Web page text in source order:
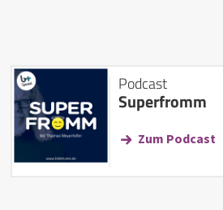
Podcast
Superfromm
Zum Podcast